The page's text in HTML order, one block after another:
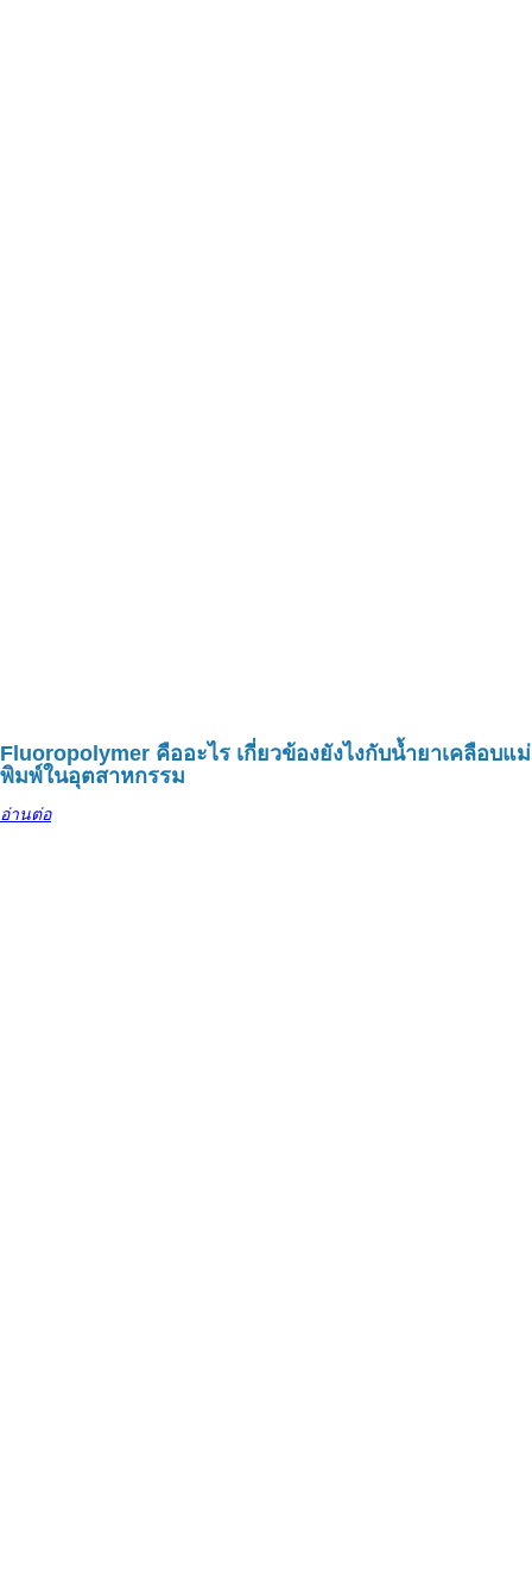
Fluoropolymer คืออะไร เกี่ยวข้องยังไงกับน้ำยาเคลือบแม่
พิมพ์ในอุตสาหกรรม
อ่านต่อ